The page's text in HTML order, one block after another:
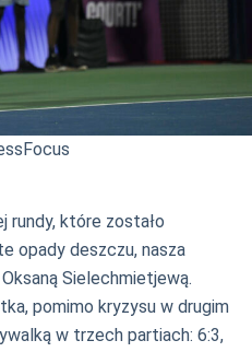
rundy, które zostało
opady deszczu, nasza
Sielechmietjewą.
pomimo kryzysu w drugim
w trzech partiach: 6:3,